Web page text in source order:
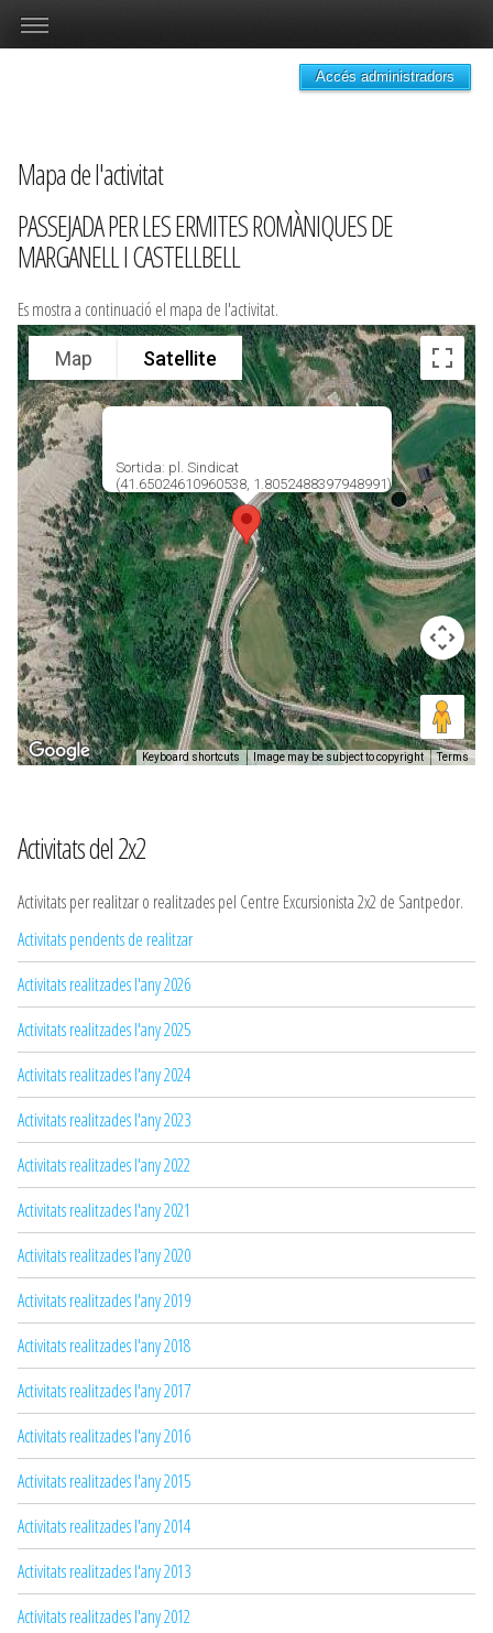
Accés administradors
Mapa de l'activitat
PASSEJADA PER LES ERMITES ROMÀNIQUES DE
MARGANELL I CASTELLBELL
Es mostra a continuació el mapa de l'activitat.
Sortida: pl. Sindicat
(41.65024610960538, 1.8052488397948991)
Map Satellite
Keyboard shortcuts Image may be subject to copyright Terms
Activitats del 2x2
Activitats per realitzar o realitzades pel Centre Excursionista 2x2 de Santpedor.
Activitats pendents de realitzar
Activitats realitzades l'any 2026
Activitats realitzades l'any 2025
Activitats realitzades l'any 2024
Activitats realitzades l'any 2023
Activitats realitzades l'any 2022
Activitats realitzades l'any 2021
Activitats realitzades l'any 2020
Activitats realitzades l'any 2019
Activitats realitzades l'any 2018
Activitats realitzades l'any 2017
Activitats realitzades l'any 2016
Activitats realitzades l'any 2015
Activitats realitzades l'any 2014
Activitats realitzades l'any 2013
Activitats realitzades l'any 2012